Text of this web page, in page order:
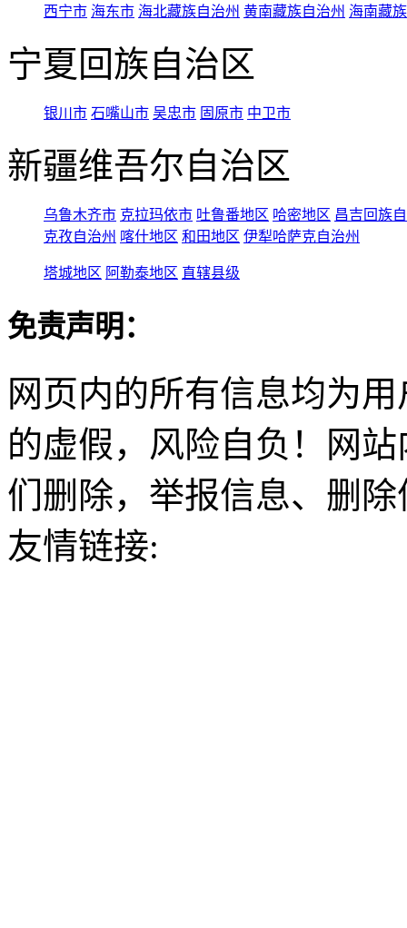
西宁市 海东市 海北藏族自治州 黄南藏族自治州 海南藏
宁夏回族自治区
银川市 石嘴山市 吴忠市 固原市 中卫市
新疆维吾尔自治区
乌鲁木齐市 克拉玛依市 吐鲁番地区 哈密地区 昌吉回族
克孜自治州 喀什地区 和田地区 伊犁哈萨克自治州
塔城地区 阿勒泰地区 直辖县级
免责声明：
网页内的所有信息均为
的虚假，风险自负！网
们删除，举报信息、删
友情链接: